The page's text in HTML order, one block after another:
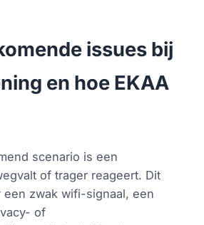
issues bij
en hoe EKAA
scenario is een
of trager reageert. Dit
een zwak wifi-signaal, een
of